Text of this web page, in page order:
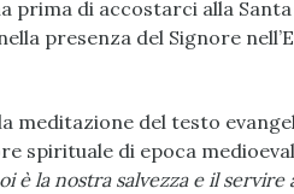
prima di accostarci alla
presenza del Signore
meditazione del testo
spirituale di epoca
è la nostra salvezza e il